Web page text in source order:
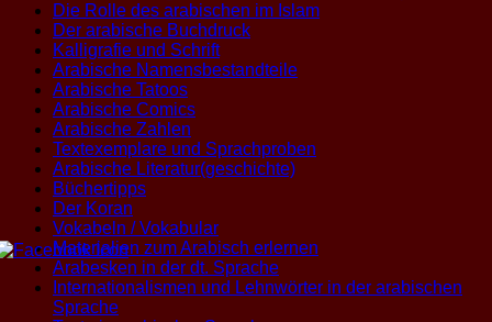
Die Rolle des arabischen im Islam
Der arabische Buchdruck
Kalligrafie und Schrift
Arabische Namensbestandteile
Arabische Tatoos
Arabische Comics
Arabische Zahlen
Textexemplare und Sprachproben
Arabische Literatur(geschichte)
Büchertipps
Der Koran
Vokabeln / Vokabular
Materialien zum Arabisch erlernen
Arabesken in der dt. Sprache
Internationalismen und Lehnwörter in der arabischen
Sprache